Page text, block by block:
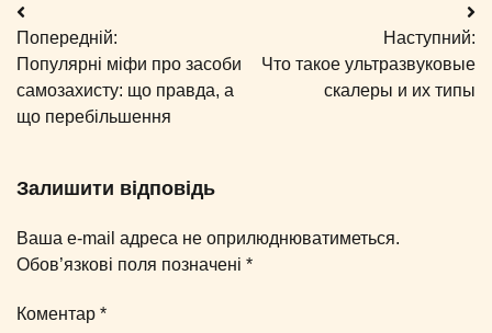
Навігація
записів
Попередній:
Популярні міфи про засоби
самозахисту: що правда, а
що перебільшення
Наступний:
Что такое ультразвуковые
скалеры и их типы
Залишити відповідь
Ваша e-mail адреса не оприлюднюватиметься.
Обов’язкові поля позначені *
Коментар *